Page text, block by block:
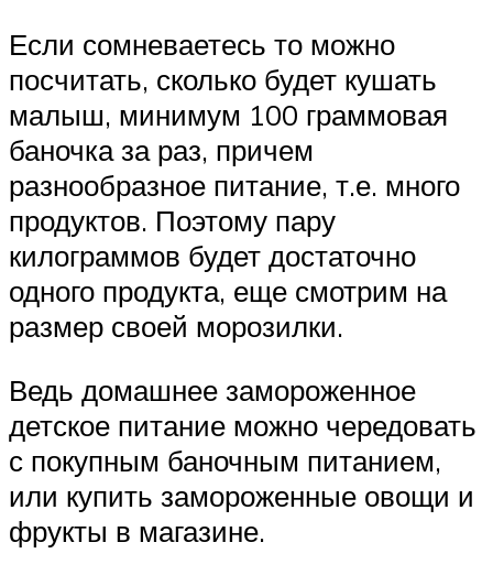
Если сомневаетесь то можно
посчитать, сколько будет кушать
малыш, минимум 100 граммовая
баночка за раз, причем
разнообразное питание, т.е. много
продуктов. Поэтому пару
килограммов будет достаточно
одного продукта, еще смотрим на
размер своей морозилки.
Ведь домашнее замороженное
детское питание можно чередовать
с покупным баночным питанием,
или купить замороженные овощи и
фрукты в магазине.